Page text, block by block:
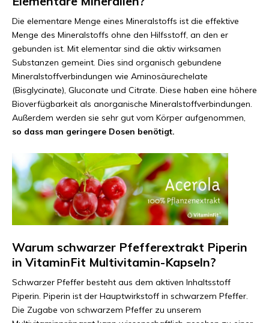
Die elementare Menge eines Mineralstoffs ist die effektive
Menge des Mineralstoffs ohne den Hilfsstoff, an den er
gebunden ist. Mit elementar sind die aktiv wirksamen
Substanzen gemeint. Dies sind organisch gebundene
Mineralstoffverbindungen wie Aminosäurechelate
(Bisglycinate), Gluconate und Citrate. Diese haben eine höhere
Bioverfügbarkeit als anorganische Mineralstoffverbindungen.
Außerdem werden sie sehr gut vom Körper aufgenommen,
so dass man geringere Dosen benötigt.
Warum schwarzer Pfefferextrakt Piperin
in VitaminFit Multivitamin-Kapseln?
Schwarzer Pfeffer besteht aus dem aktiven Inhaltsstoff
Piperin. Piperin ist der Hauptwirkstoff in schwarzem Pfeffer.
Die Zugabe von schwarzem Pfeffer zu unserem